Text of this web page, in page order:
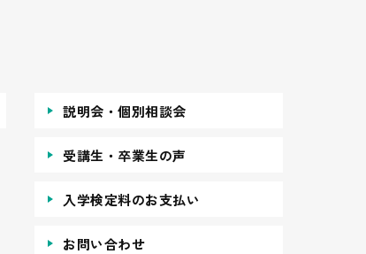
説明会・個別相談会
受講生・卒業生の声
入学検定料のお支払い
お問い合わせ